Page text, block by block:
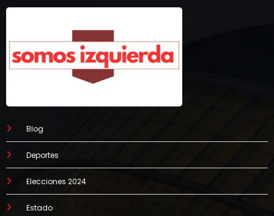
Blog
Deportes
Elecciones 2024
Estado